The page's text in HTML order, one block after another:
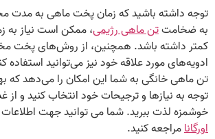
توجه داشته باشید که زمان پخت ماهی به
به ضخامتتن ماهی رژیمی، ممکن است نیاز به
کمتر داشته باشد. همچنین، از روش‌های پخت
ادویه‌های مورد علاقه خود نیز می‌توانید
تن ماهی خانگی به شما این امکان را می‌دهد که
توجه به نیازها و ترجیحات خود انتخاب کنید و از
خوشمزه لذت ببرید. شما می توانید جهت اطلاعات
اورگانامراجعه کنید.